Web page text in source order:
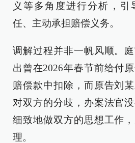
义等多角度进行分析，引
任、主动承担赔偿义务。
调解过程并非一帆风顺。
出曾在2026年春节前给付
赔偿款中扣除，而原告刘
对双方的分歧，办案法官
细致地做双方的思想工作
理。